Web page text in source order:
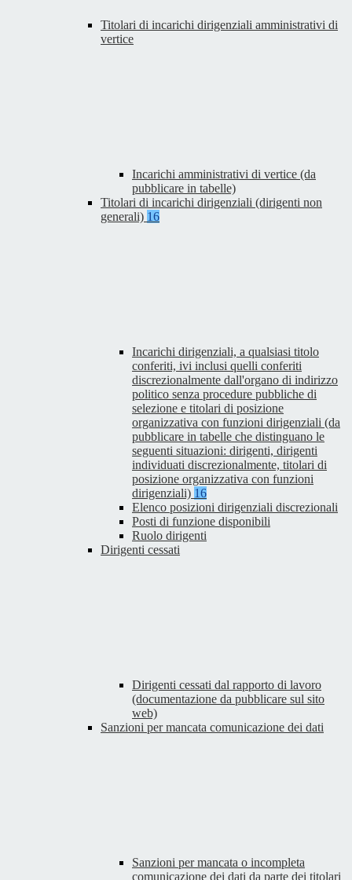
Titolari di incarichi dirigenziali amministrativi di
vertice
Incarichi amministrativi di vertice (da
pubblicare in tabelle)
Titolari di incarichi dirigenziali (dirigenti non
generali) 16
Incarichi dirigenziali, a qualsiasi titolo
conferiti, ivi inclusi quelli conferiti
discrezionalmente dall'organo di indirizzo
politico senza procedure pubbliche di
selezione e titolari di posizione
organizzativa con funzioni dirigenziali (da
pubblicare in tabelle che distinguano le
seguenti situazioni: dirigenti, dirigenti
individuati discrezionalmente, titolari di
posizione organizzativa con funzioni
dirigenziali) 16
Elenco posizioni dirigenziali discrezionali
Posti di funzione disponibili
Ruolo dirigenti
Dirigenti cessati
Dirigenti cessati dal rapporto di lavoro
(documentazione da pubblicare sul sito
web)
Sanzioni per mancata comunicazione dei dati
Sanzioni per mancata o incompleta
comunicazione dei dati da parte dei titolari